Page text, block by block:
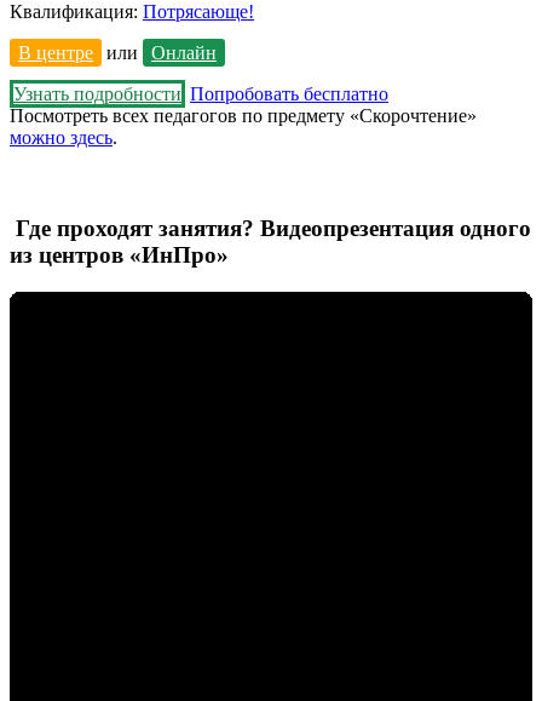
Квалификация: Потрясающе!
В центре
или
Онлайн
Узнать подробности Попробовать бесплатно
Посмотреть всех педагогов по предмету «Скорочтение»
можно здесь.
Где проходят занятия? Видеопрезентация одного
из центров «ИнПро»